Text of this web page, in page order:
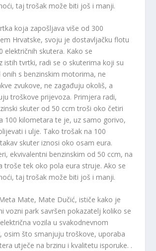
taj trošak može biti još i manji.
koja zapošljava više od 300
Hrvatske, svoju je dostavljačku flotu
električnih skutera. Kako se
istih tvrtki, radi se o skuterima koji su
onih s benzinskim motorima, ne
zvukove, ne zagađuju okoliš, a
troškove prijevoza. Primjera radi,
skuter od 50 ccm troši oko četiri
100 kilometara te je, uz samo gorivo,
i ulje. Tako trošak na 100
skuter iznosi oko osam eura.
ekvivalentni benzinskim od 50 ccm, na
troše tek oko pola eura struje. Ako se
taj trošak može biti još i manji.
Mate, Mate Dučić, ističe kako je
vozni park savršen pokazatelj koliko se
vozila u svakodnevnom
osim što smanjuju troškove, uporaba
utječe na brzinu i kvalitetu isporuke. .